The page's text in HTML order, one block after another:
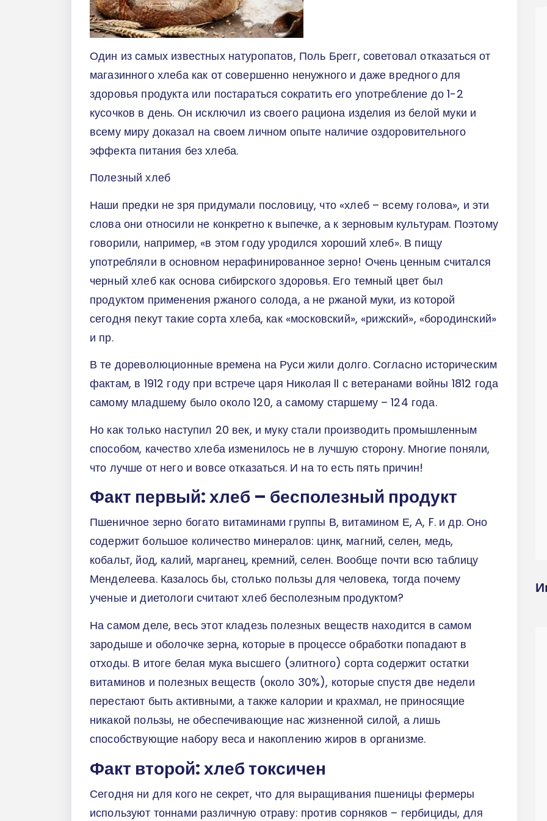
Один из самых известных натуропатов, Поль Брегг, советовал отказаться от
магазинного хлеба как от совершенно ненужного и даже вредного для
здоровья продукта или постараться сократить его употребление до 1-2
кусочков в день. Он исключил из своего рациона изделия из белой муки и
всему миру доказал на своем личном опыте наличие оздоровительного
эффекта питания без хлеба.
Полезный хлеб
Наши предки не зря придумали пословицу, что «хлеб – всему голова», и эти
слова они относили не конкретно к выпечке, а к зерновым культурам. Поэтому
говорили, например, «в этом году уродился хороший хлеб». В пищу
употребляли в основном нерафинированное зерно! Очень ценным считался
черный хлеб как основа сибирского здоровья. Его темный цвет был
продуктом применения ржаного солода, а не ржаной муки, из которой
сегодня пекут такие сорта хлеба, как «московский», «рижский», «бородинский»
и пр.
В те дореволюционные времена на Руси жили долго. Согласно историческим
фактам, в 1912 году при встрече царя Николая II с ветеранами войны 1812 года
самому младшему было около 120, а самому старшему – 124 года.
Но как только наступил 20 век, и муку стали производить промышленным
способом, качество хлеба изменилось не в лучшую сторону. Многие поняли,
что лучше от него и вовсе отказаться. И на то есть пять причин!
Факт первый: хлеб – бесполезный продукт
Пшеничное зерно богато витаминами группы В, витамином Е, А, F. и др. Оно
содержит большое количество минералов: цинк, магний, селен, медь,
кобальт, йод, калий, марганец, кремний, селен. Вообще почти всю таблицу
Менделеева. Казалось бы, столько пользы для человека, тогда почему
ученые и диетологи считают хлеб бесполезным продуктом?
На самом деле, весь этот кладезь полезных веществ находится в самом
зародыше и оболочке зерна, которые в процессе обработки попадают в
отходы. В итоге белая мука высшего (элитного) сорта содержит остатки
витаминов и полезных веществ (около 30%), которые спустя две недели
перестают быть активными, а также калории и крахмал, не приносящие
никакой пользы, не обеспечивающие нас жизненной силой, а лишь
способствующие набору веса и накоплению жиров в организме.
Факт второй: хлеб токсичен
Сегодня ни для кого не секрет, что для выращивания пшеницы фермеры
используют тоннами различную отраву: против сорняков – гербициды, для